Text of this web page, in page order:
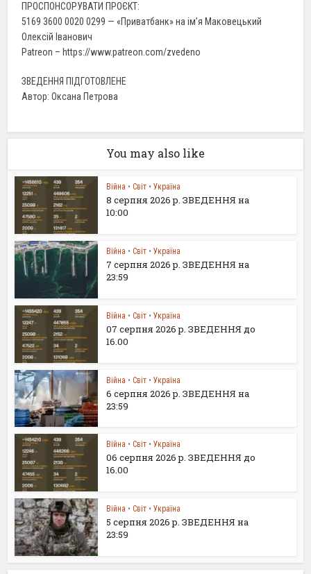
ПРОСПОНСОРУВАТИ ПРОЄКТ:
5169 3600 0020 0299 — «Приватбанк» на ім’я Маковецький
Олексій Іванович
Patreon – https://www.patreon.com/zvedeno
ЗВЕДЕННЯ ПІДГОТОВЛЕНЕ
Автор: Оксана Петрова
You may also like
Війна • Світ • Україна
8 серпня 2026 р. ЗВЕДЕННЯ на
10:00
Війна • Світ • Україна
7 серпня 2026 р. ЗВЕДЕННЯ на
23:59
Війна • Світ • Україна
07 серпня 2026 р. ЗВЕДЕННЯ до
16.00
Війна • Світ • Україна
6 серпня 2026 р. ЗВЕДЕННЯ на
23:59
Війна • Світ • Україна
06 серпня 2026 р. ЗВЕДЕННЯ до
16.00
Війна • Світ • Україна
5 серпня 2026 р. ЗВЕДЕННЯ на
23:59